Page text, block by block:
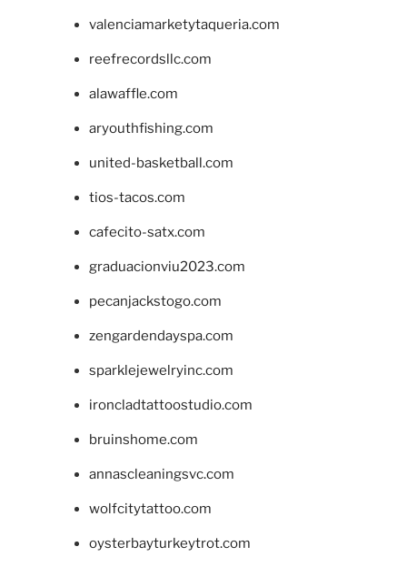
valenciamarketytaqueria.com
reefrecordsllc.com
alawaffle.com
aryouthfishing.com
united-basketball.com
tios-tacos.com
cafecito-satx.com
graduacionviu2023.com
pecanjackstogo.com
zengardendayspa.com
sparklejewelryinc.com
ironcladtattoostudio.com
bruinshome.com
annascleaningsvc.com
wolfcitytattoo.com
oysterbayturkeytrot.com